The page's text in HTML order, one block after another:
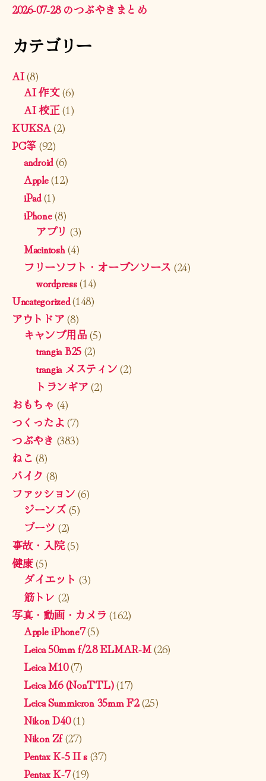
2026-07-28 のつぶやきまとめ
カテゴリー
AI(8)
AI 作文(6)
AI 校正(1)
KUKSA(2)
PC等(92)
android(6)
Apple(12)
iPad(1)
iPhone(8)
アプリ (3)
Macintosh(4)
フリーソフト・オープンソース (24)
wordpress(14)
Uncategorized(148)
アウトドア(8)
キャンプ用品(5)
trangia B25(2)
trangia メスティン(2)
トランギア(2)
おもちゃ (4)
つくったよ(7)
つぶやき (383)
ねこ (8)
バイク (8)
ファッション(6)
ジーンズ(5)
ブーツ (2)
事故・入院(5)
健康(5)
ダイエット (3)
筋トレ (2)
写真・動画・カメラ (162)
Apple iPhone7(5)
Leica 50mm f/2.8 ELMAR-M(26)
Leica M10(7)
Leica M6 (NonTTL)(17)
Leica Summicron 35mm F2(25)
Nikon D40(1)
Nikon Zf(27)
Pentax K-5 II s(37)
Pentax K-7(19)